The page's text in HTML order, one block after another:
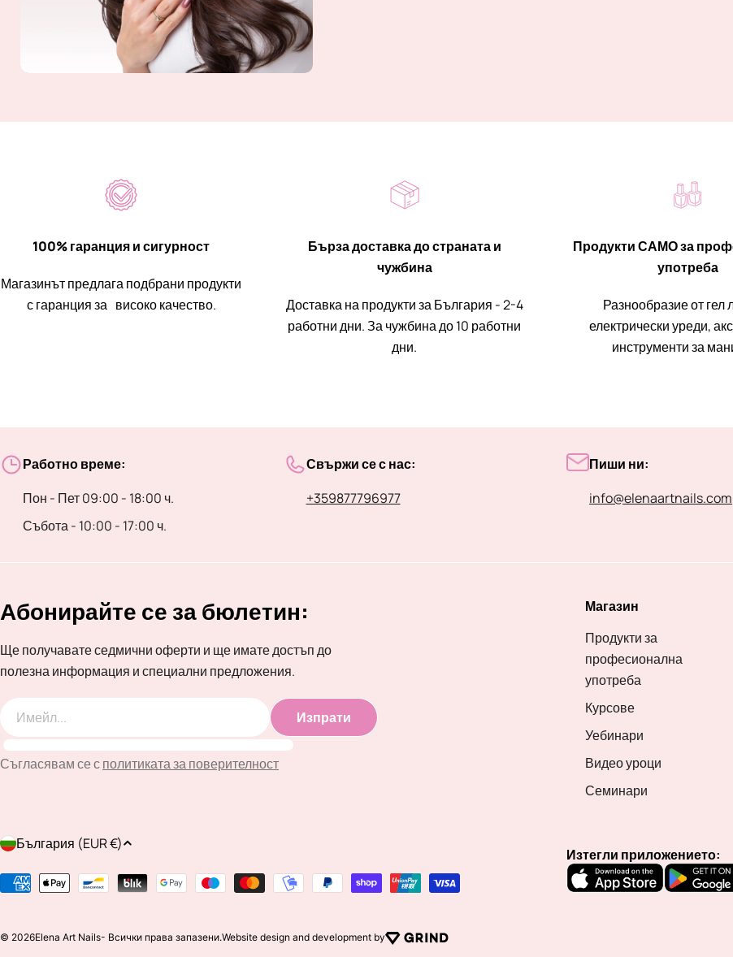
100% гаранция и сигурност
Магазинът предлага подбрани продукти
с гаранция за високо качество.
Бърза доставка до страната и
чужбина
Доставка на продукти за България - 2-4
работни дни. За чужбина до 10 работни
дни.
Продукти САМО за
употреба
Разнообразие от гел
електрически уреди,
инструменти за
Работно време:
Пон - Пет 09:00 - 18:00 ч.
Събота - 10:00 - 17:00 ч.
Свържи се с нас:
+359877796977
Пиши ни:
info@elenaartnails.com
Абонирайте се за бюлетин:
Ще получавате седмични оферти и ще имате достъп до
полезна информация и специални предложения.
Изпрати
Съгласявам се сполитиката за поверителност
Магазин
Продукти за
професионална
употреба
Курсове
Уебинари
Видео уроци
Семинари
Д
ъ
България (EUR €)
Методи
Изтегли приложението:
© 2026Elena Art Nails- Всички права запазени.Website design and development by